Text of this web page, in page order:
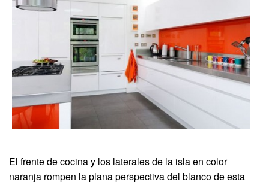
El frente de cocina y los laterales de la isla en color
naranja rompen la plana perspectiva del blanco de esta